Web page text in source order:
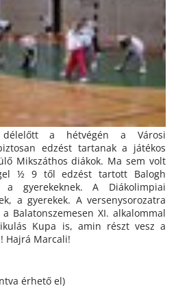
a hétvégén a Városi
edzést tartanak a játékos
Mikszáthos diákok. Ma sem volt
½ 9 től edzést tartott Balogh
gyerekeknek. A Diákolimpiai
a gyerekek. A versenysorozatra
Balatonszemesen XI. alkalommal
Kupa is, amin részt vesz a
Hajrá Marcali!
érhető el)